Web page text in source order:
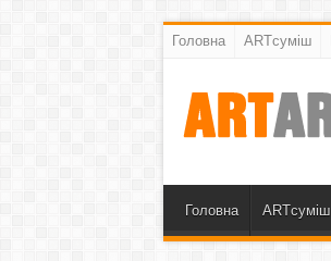
Головна ARTсуміш
Головна ARTсуміш